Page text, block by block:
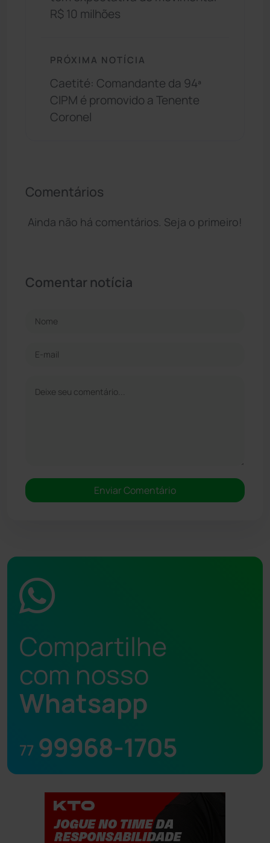
R$ 10 milhões
PRÓXIMA NOTÍCIA
Caetité: Comandante da 94ª
CIPM é promovido a Tenente
Coronel
Comentários
Ainda não há comentários. Seja o primeiro!
Comentar notícia
Compartilhe
com nosso
Whatsapp
77 99968-1705